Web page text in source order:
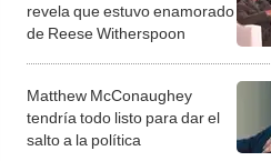
revela que estuvo enamorado
de Reese Witherspoon
Matthew McConaughey
tendría todo listo para dar el
salto a la política